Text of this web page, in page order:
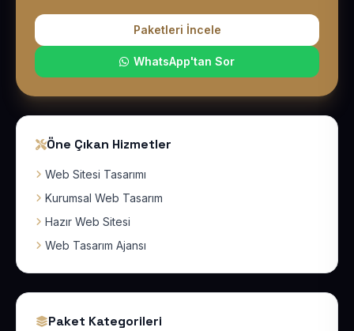
Paketleri İncele
WhatsApp'tan Sor
Öne Çıkan Hizmetler
Web Sitesi Tasarımı
Kurumsal Web Tasarım
Hazır Web Sitesi
Web Tasarım Ajansı
Paket Kategorileri